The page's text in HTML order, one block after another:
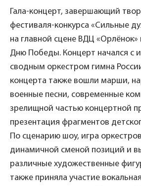
Гала-концерт, завершающий
фестиваля-конкурса «Сильные
на главной сцене ВДЦ
Дню Победы. Концерт начался с
сводным оркестром гимна
концерта также вошли марши,
военные песни, современные
зрелищной частью концертной
презентация фрагментов
По сценарию шоу, игра
динамичной сменой позиций и
различные художественные
также приняла участие